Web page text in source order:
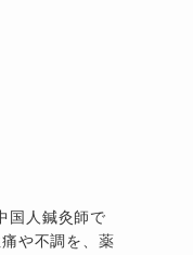
国人鍼灸師で
や不調を、薬